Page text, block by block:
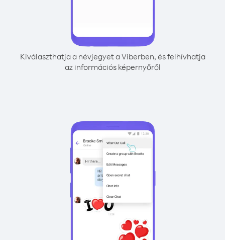
Kiválaszthatja a névjegyet a Viberben, és felhívhatja
az információs képernyőről